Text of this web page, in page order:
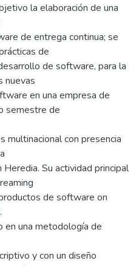
la elaboración de una
de entrega continua; se
de
de software, para la
nuevas
en una empresa de
semestre de
multinacional con presencia
Su actividad principal
de software on
en una metodología de
y con un diseño